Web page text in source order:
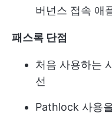
버넌스 접속 애
패스록 단점
처음 사용하는
선
Pathlock 사용